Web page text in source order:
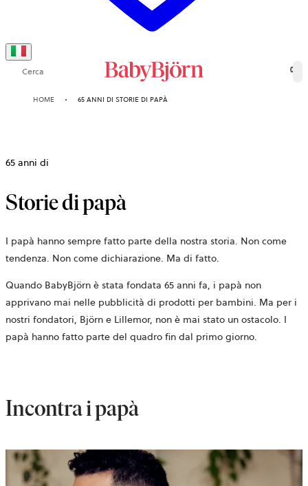
Cerca 0
HOME 65 ANNI DI STORIE DI PAPÀ
65 anni di
Storie di papà
I papà hanno sempre fatto parte della nostra storia. Non come
tendenza. Non come dichiarazione. Ma di fatto.
Quando BabyBjörn è stata fondata 65 anni fa, i papà non
apprivano mai nelle pubblicità di prodotti per bambini. Ma per i
nostri fondatori, Björn e Lillemor, non è mai stato un ostacolo. I
papà hanno fatto parte del quadro fin dal primo giorno.
Incontra i papà